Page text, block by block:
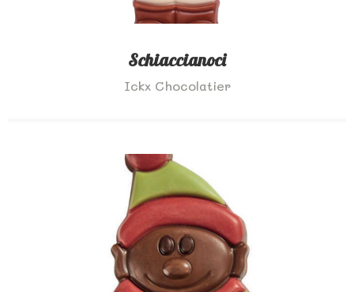
Schiaccianoci
Ickx Chocolatier